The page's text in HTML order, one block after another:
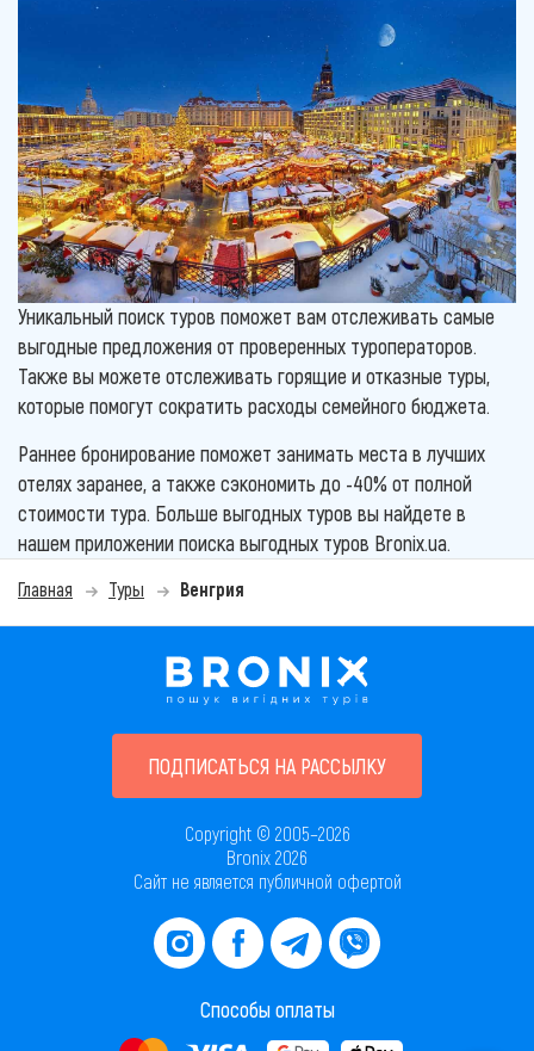
Уникальный поиск туров поможет вам отслеживать самые
выгодные предложения от проверенных туроператоров.
Также вы можете отслеживать горящие и отказные туры,
которые помогут сократить расходы семейного бюджета.
Раннее бронирование поможет занимать места в лучших
отелях заранее, а также сэкономить до -40% от полной
стоимости тура. Больше выгодных туров вы найдете в
нашем приложении поиска выгодных туров Bronix.ua.
Главная Туры Венгрия
ПОДПИСАТЬСЯ НА РАССЫЛКУ
Copyright © 2005–2026
Bronix 2026
Сайт не является публичной офертой
Способы оплаты